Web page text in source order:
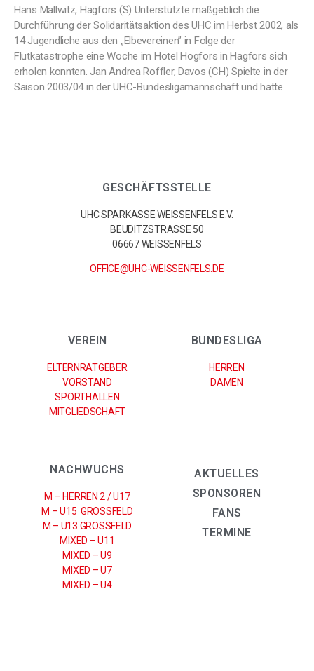
Hans Mallwitz, Hagfors (S) Unterstützte maßgeblich die
Durchführung der Solidaritätsaktion des UHC im Herbst 2002, als
14 Jugendliche aus den „Elbevereinen” in Folge der
Flutkatastrophe eine Woche im Hotel Hogfors in Hagfors sich
erholen konnten. Jan Andrea Roffler, Davos (CH) Spielte in der
Saison 2003/04 in der UHC-Bundesligamannschaft und hatte
GESCHÄFTSSTELLE
UHC SPARKASSE WEISSENFELS E.V.
BEUDITZSTRASSE 50
06667 WEISSENFELS
OFFICE@UHC-WEISSENFELS.DE
VEREIN
ELTERNRATGEBER
VORSTAND
SPORTHALLEN
MITGLIEDSCHAFT
BUNDESLIGA
HERREN
DAMEN
NACHWUCHS
M – HERREN 2 / U17
M – U15 GROSSFELD
M – U13 GROSSFELD
MIXED – U11
MIXED – U9
MIXED – U7
MIXED – U4
AKTUELLES
SPONSOREN
FANS
TERMINE